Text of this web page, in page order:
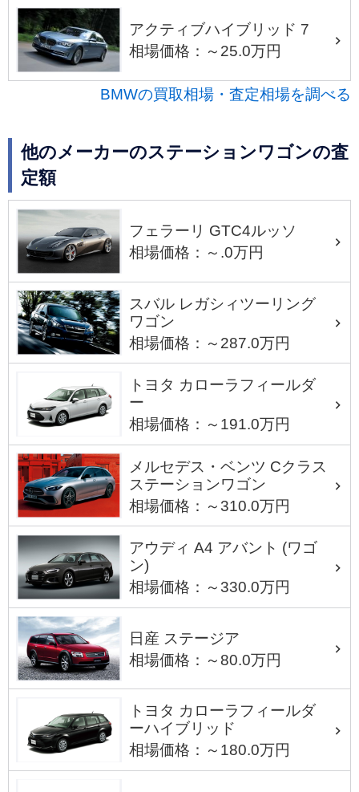
アクティブハイブリッド 7
相場価格：～25.0万円
BMWの買取相場・査定相場を調べる
他のメーカーのステーションワゴンの査
定額
フェラーリ GTC4ルッソ
相場価格：～.0万円
スバル レガシィツーリング
ワゴン
相場価格：～287.0万円
トヨタ カローラフィールダ
ー
相場価格：～191.0万円
メルセデス・ベンツ Cクラス
ステーションワゴン
相場価格：～310.0万円
アウディ A4 アバント (ワゴ
ン)
相場価格：～330.0万円
日産 ステージア
相場価格：～80.0万円
トヨタ カローラフィールダ
ーハイブリッド
相場価格：～180.0万円